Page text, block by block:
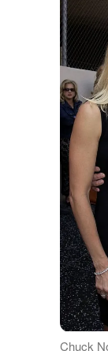
Chuck